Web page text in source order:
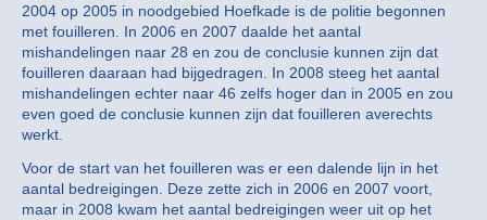
2004 op 2005 in noodgebied Hoefkade is de politie begonnen
met fouilleren. In 2006 en 2007 daalde het aantal
mishandelingen naar 28 en zou de conclusie kunnen zijn dat
fouilleren daaraan had bijgedragen. In 2008 steeg het aantal
mishandelingen echter naar 46 zelfs hoger dan in 2005 en zou
even goed de conclusie kunnen zijn dat fouilleren averechts
werkt.
Voor de start van het fouilleren was er een dalende lijn in het
aantal bedreigingen. Deze zette zich in 2006 en 2007 voort,
maar in 2008 kwam het aantal bedreigingen weer uit op het